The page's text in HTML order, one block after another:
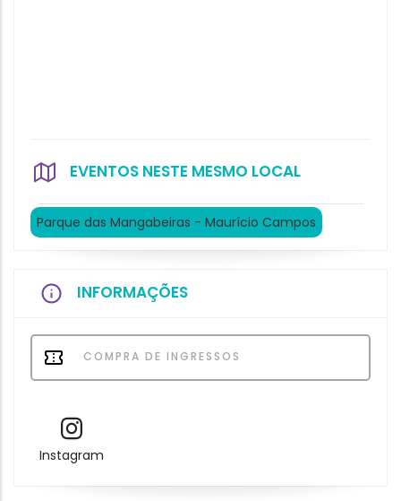
EVENTOS NESTE MESMO LOCAL
Parque das Mangabeiras - Maurício Campos
INFORMAÇÕES
COMPRA DE INGRESSOS
Instagram